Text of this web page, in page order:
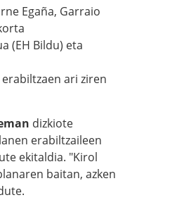
Egaña, Garraio
(EH Bildu) eta
ari ziren
dizkiote
erabiltzaileen
ekitaldia. "Kirol
baitan, azken